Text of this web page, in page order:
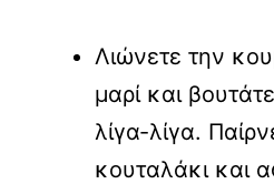
Λιώνετε την
μαρί και
λίγα-λίγα.
κουταλάκι και